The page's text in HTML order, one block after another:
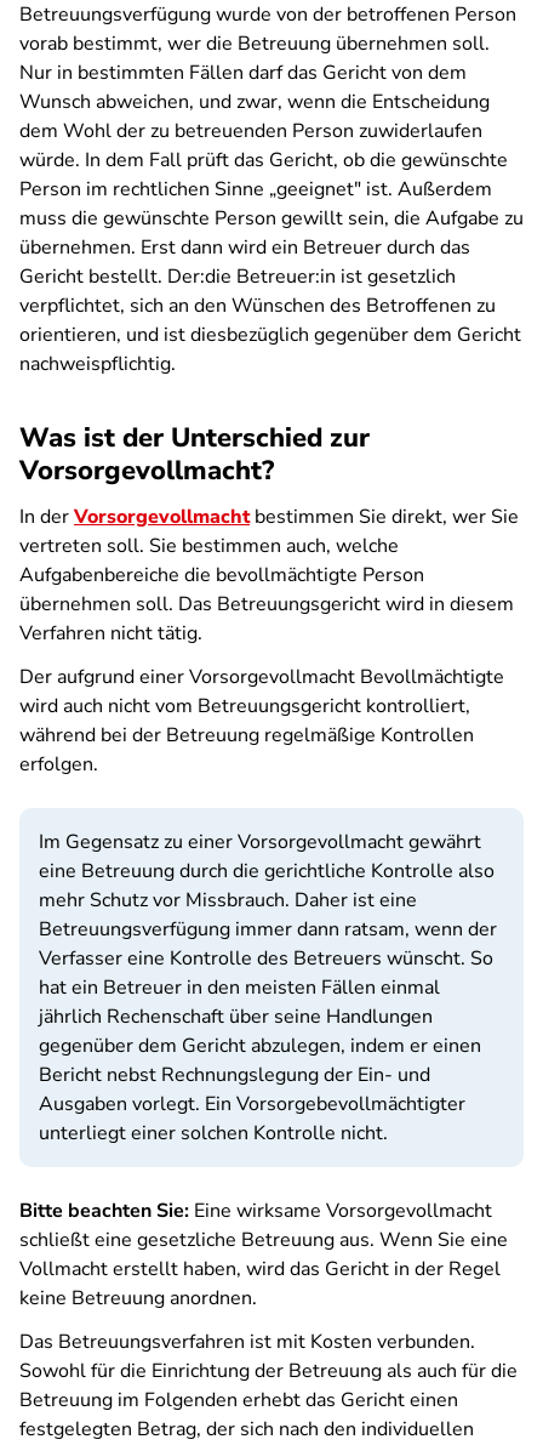
Betreuungsverfügung wurde von der betroffenen Person
vorab bestimmt, wer die Betreuung übernehmen soll.
Nur in bestimmten Fällen darf das Gericht von dem
Wunsch abweichen, und zwar, wenn die Entscheidung
dem Wohl der zu betreuenden Person zuwiderlaufen
würde. In dem Fall prüft das Gericht, ob die gewünschte
Person im rechtlichen Sinne „geeignet" ist. Außerdem
muss die gewünschte Person gewillt sein, die Aufgabe zu
übernehmen. Erst dann wird ein Betreuer durch das
Gericht bestellt. Der:die Betreuer:in ist gesetzlich
verpflichtet, sich an den Wünschen des Betroffenen zu
orientieren, und ist diesbezüglich gegenüber dem Gericht
nachweispflichtig.
Was ist der Unterschied zur
Vorsorgevollmacht?
In derVorsorgevollmachtbestimmen Sie direkt, wer Sie
vertreten soll. Sie bestimmen auch, welche
Aufgabenbereiche die bevollmächtigte Person
übernehmen soll. Das Betreuungsgericht wird in diesem
Verfahren nicht tätig.
Der aufgrund einer Vorsorgevollmacht Bevollmächtigte
wird auch nicht vom Betreuungsgericht kontrolliert,
während bei der Betreuung regelmäßige Kontrollen
erfolgen.
Im Gegensatz zu einer Vorsorgevollmacht gewährt
eine Betreuung durch die gerichtliche Kontrolle also
mehr Schutz vor Missbrauch. Daher ist eine
Betreuungsverfügung immer dann ratsam, wenn der
Verfasser eine Kontrolle des Betreuers wünscht. So
hat ein Betreuer in den meisten Fällen einmal
jährlich Rechenschaft über seine Handlungen
gegenüber dem Gericht abzulegen, indem er einen
Bericht nebst Rechnungslegung der Ein- und
Ausgaben vorlegt. Ein Vorsorgebevollmächtigter
unterliegt einer solchen Kontrolle nicht.
Bitte beachten Sie: Eine wirksame Vorsorgevollmacht
schließt eine gesetzliche Betreuung aus. Wenn Sie eine
Vollmacht erstellt haben, wird das Gericht in der Regel
keine Betreuung anordnen.
Das Betreuungsverfahren ist mit Kosten verbunden.
Sowohl für die Einrichtung der Betreuung als auch für die
Betreuung im Folgenden erhebt das Gericht einen
festgelegten Betrag, der sich nach den individuellen